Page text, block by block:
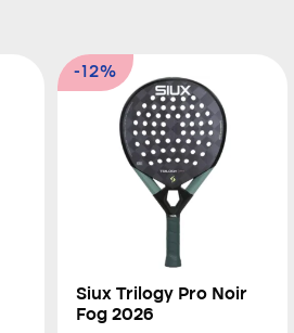
-12%
Siux Trilogy Pro Noir
Fog 2026